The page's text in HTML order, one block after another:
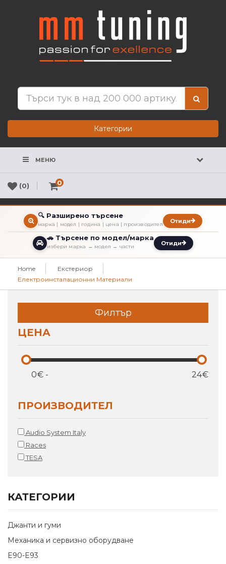
Категории
МЕНЮ
(0) 0
🔍 Разширено търсене
марка | модел | година | цена | производител Отиди
🚗 Търсене по модел/марка
избери марка → модел → части Отиди
Home
Екстериор
Електроинсталационни Материали
Филтър
ЦЕНА
€ - €
ПРОИЗВОДИТЕЛ
Audio System Italy
Races
TESA
КАТЕГОРИИ
Джанти и гуми
Механика и сервизно оборудване
E90-E93